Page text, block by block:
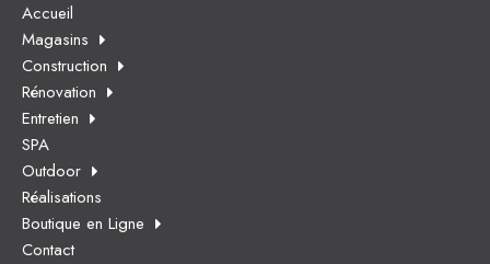
Accueil
Magasins
Construction
Rénovation
Entretien
SPA
Outdoor
Réalisations
Boutique en Ligne
Contact